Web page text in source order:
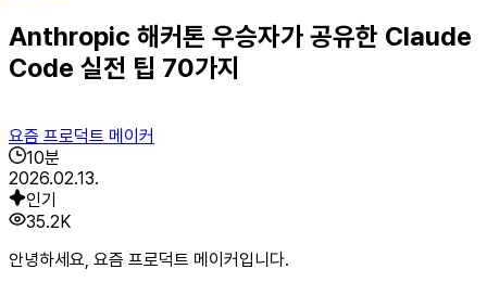
Anthropic 해커톤 우승자가 공유한 Claude
Code 실전 팁 70가지
요즘 프로덕트 메이커
10분
2026.02.13.
인기
35.2K
안녕하세요, 요즘 프로덕트 메이커입니다.